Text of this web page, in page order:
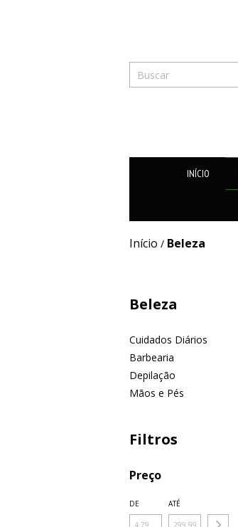
INÍCIO
Início / Beleza
Beleza
Cuidados Diários
Barbearia
Depilação
Mãos e Pés
Filtros
Preço
DE ATÉ